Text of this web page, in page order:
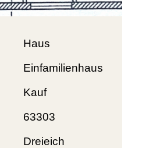
Haus
Einfamilienhaus
Kauf
63303
Dreieich